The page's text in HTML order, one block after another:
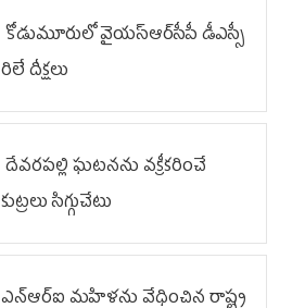
కోడుమూరులో వైయ‌స్ఆర్‌సీపీ డీఎస్సీ
రిలే దీక్షలు
దేవరపల్లి ఘటనను వక్రీకరించే
కుట్రలు సిగ్గుచేటు
ఎన్‌ఆర్‌ఐ మహిళను వేధించిన రాష్ట్ర